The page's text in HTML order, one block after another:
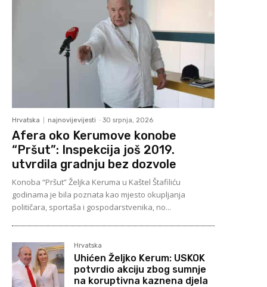
Hrvatska najnovijevijesti - 30 srpnja, 2026
Afera oko Kerumove konobe
“Pršut”: Inspekcija još 2019.
utvrdila gradnju bez dozvole
Konoba “Pršut” Željka Keruma u Kaštel Štafiliću
godinama je bila poznata kao mjesto okupljanja
političara, sportaša i gospodarstvenika, no...
Hrvatska
Uhićen Željko Kerum: USKOK
potvrdio akciju zbog sumnje
na koruptivna kaznena djela